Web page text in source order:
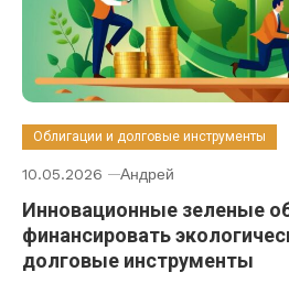
Облигации и долговые инструменты
10.05.2026 Андрей
Инновационные зеленые
финансировать
долговые инструменты